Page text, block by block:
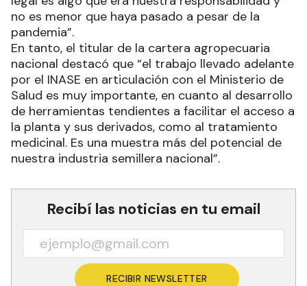
no es menor que haya pasado a pesar de la
pandemia”.
En tanto, el titular de la cartera agropecuaria
nacional destacó que “el trabajo llevado adelante
por el INASE en articulación con el Ministerio de
Salud es muy importante, en cuanto al desarrollo
de herramientas tendientes a facilitar el acceso a
la planta y sus derivados, como al tratamiento
medicinal. Es una muestra más del potencial de
nuestra industria semillera nacional”.
Recibí las noticias en tu email
RECIBIR NEWSLETTER